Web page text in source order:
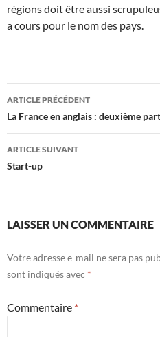
régions doit être aussi
a cours pour le nom des pays.
Navigation
des
articles
ARTICLE PRÉCÉDENT
La France en anglais : deuxième
ARTICLE SUIVANT
Start-up
LAISSER UN COMMENTAIRE
Votre adresse e-mail ne sera pas
sont indiqués avec *
Commentaire *